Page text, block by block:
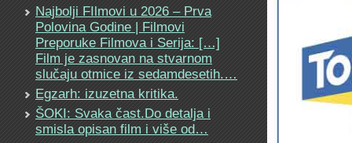
Najbolji FIlmovi u 2026 – Prva
Polovina Godine | Filmovi
Preporuke Filmova i Serija: […]
Film je zasnovan na stvarnom
slučaju otmice iz sedamdesetih.…
Egzarh: izuzetna kritika.
ŠOKI: Svaka čast.Do detalja i
smisla opisan film i više od…